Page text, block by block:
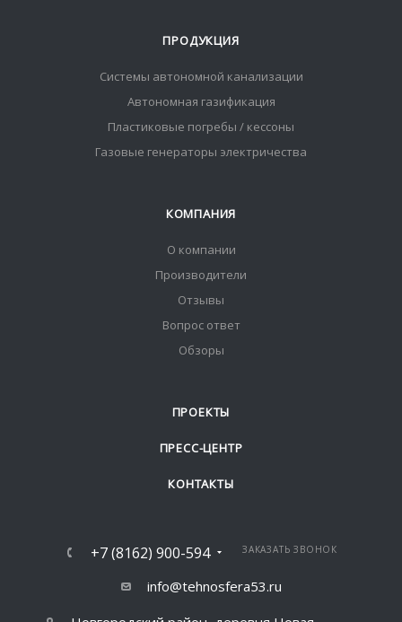
ПРОДУКЦИЯ
Системы автономной канализации
Автономная газификация
Пластиковые погребы / кессоны
Газовые генераторы электричества
КОМПАНИЯ
О компании
Производители
Отзывы
Вопрос ответ
Обзоры
ПРОЕКТЫ
ПРЕСС-ЦЕНТР
КОНТАКТЫ
+7 (8162) 900-594 ЗАКАЗАТЬ ЗВОНОК
info@tehnosfera53.ru